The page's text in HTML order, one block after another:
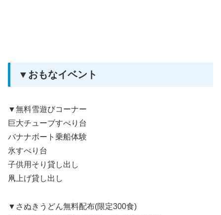
▼おもなイベント
▼無料雪遊びコーナー
巨大チューブすべり台
バナナボート乗船体験
氷すべり台
子供用そり貸し出し
凧上げ貸し出し
▼さぬきうどん無料配布(限定300食)